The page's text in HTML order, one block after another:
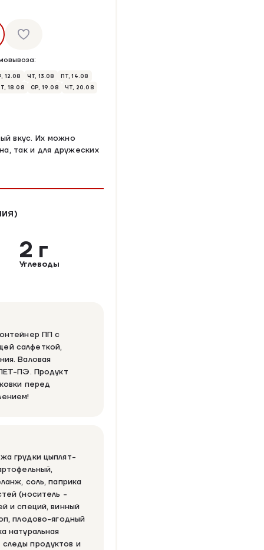
12.08 ЧТ, 13.08
ПТ, 14.08
18.08 СР, 19.08
ЧТ, 20.08
вкус. Их можно
так и для дружеских
2 г
Углеводы
ПП с
салфеткой,
Валовая
ПЭ. Продукт
перед
грудки цыплят-
соль, паприка
(носитель -
и специй, винный
плодово-ягодный
натуральная
продуктов и